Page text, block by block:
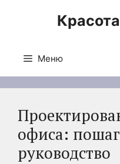
Меню
офиса:
руководство